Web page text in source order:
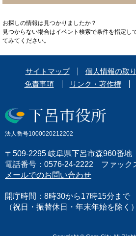
お探しの情報は見つかりましたか？
見つからない場合はイベント検索で条件を指定し
てみてください。
サイトマップ
個人情報の取
免責事項
リンク・著作権
法人番号1000020212202
〒509-2295 岐阜県下呂市森960番地
電話番号：0576-24-2222 ファック
メールでのお問い合わせ
開庁時間：8時30から17時15分ま
（祝日・振替休日・年末年始を除く）